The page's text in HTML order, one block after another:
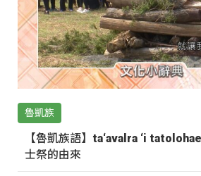
魯凱族
【魯凱族語】ta‘avalra ‘i
士祭的由來